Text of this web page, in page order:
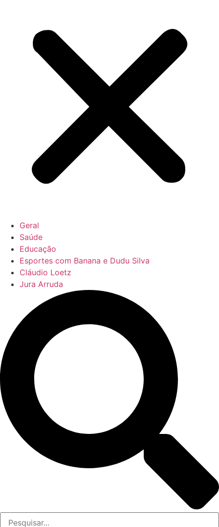
Geral
Saúde
Educação
Esportes com Banana e Dudu Silva
Cláudio Loetz
Jura Arruda